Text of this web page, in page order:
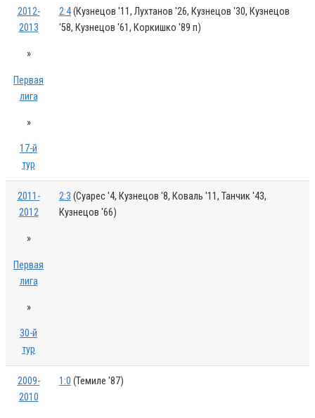
2012-
2013
»
Первая
лига
»
17-й
тур
2:4(Кузнецов '11, Лухтанов '26, Кузнецов '30, Кузнецов
'58, Кузнецов '61, Коркишко '89 п)
2011-
2012
»
Первая
лига
»
30-й
тур
2:3 (Суарес '4, Кузнецов '8, Коваль '11, Танчик '43,
Кузнецов '66)
2009-
2010
1:0 (Темиле '87)